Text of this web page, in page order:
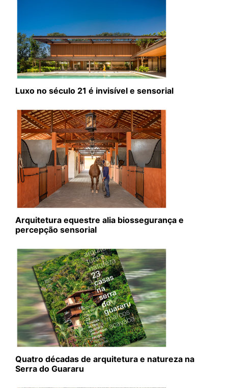
Luxo no século 21 é invisível e sensorial
Arquitetura equestre alia biossegurança e
percepção sensorial
Quatro décadas de arquitetura e natureza na
Serra do Guararu